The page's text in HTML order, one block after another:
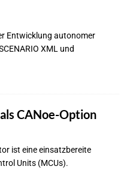
Entwicklung autonomer
XML und
CANoe-Option
ist eine einsatzbereite
Units (MCUs).